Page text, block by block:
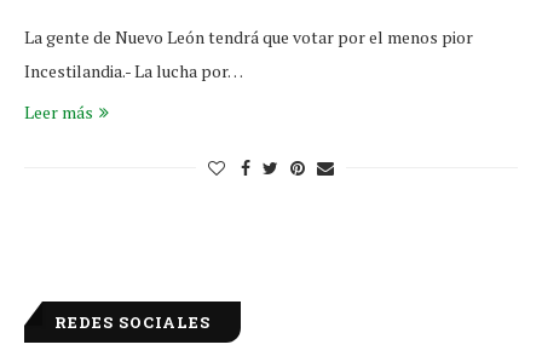
La gente de Nuevo León tendrá que votar por el menos pior
Incestilandia.- La lucha por…
Leer más
REDES SOCIALES